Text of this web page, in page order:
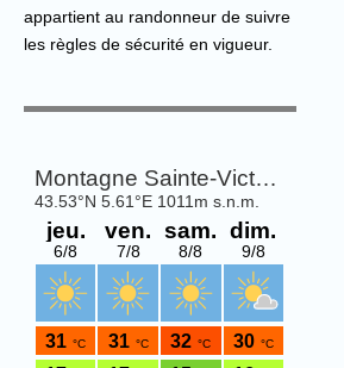
appartient au randonneur de suivre
les règles de sécurité en vigueur.